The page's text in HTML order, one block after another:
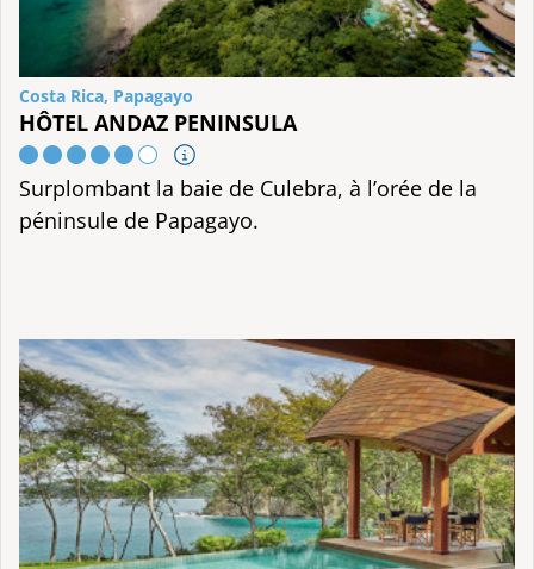
Costa Rica, Papagayo
HÔTEL ANDAZ PENINSULA
Surplombant la baie de Culebra, à l’orée de la
péninsule de Papagayo.